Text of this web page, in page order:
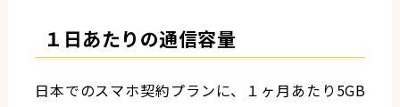
１日あたりの通信容量
日本でのスマホ契約プランに、１ヶ月あたり5GB